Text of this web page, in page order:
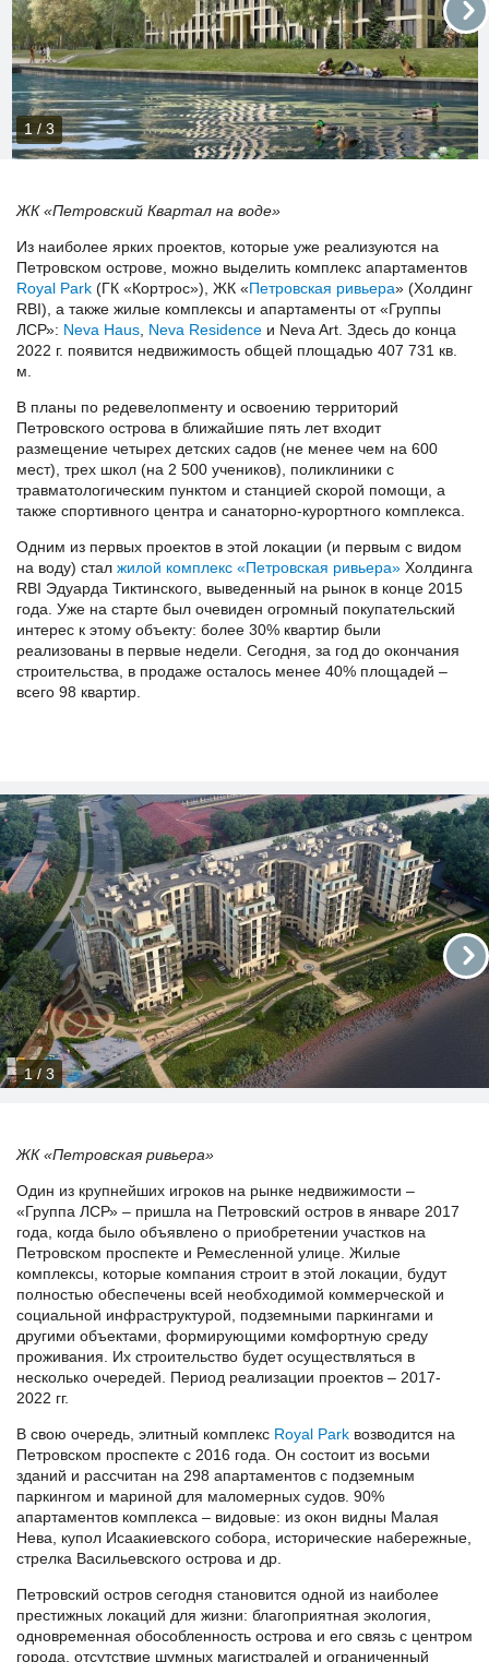
1 / 3
ЖК «Петровский Квартал на воде»
Из наиболее ярких проектов, которые уже реализуются на
Петровском острове, можно выделить комплекс апартаментов
Royal Park (ГК «Кортрос»), ЖК «Петровская ривьера» (Холдинг
RBI), а также жилые комплексы и апартаменты от «Группы
ЛСР»: Neva Haus Neva Residence и Neva Art. Здесь до конца
2022 г. появится недвижимость общей площадью 407 731 кв.
м.
В планы по редевелопменту и освоению территорий
Петровского острова в ближайшие пять лет входит
размещение четырех детских садов (не менее чем на 600
мест), трех школ (на 2 500 учеников), поликлиники с
травматологическим пунктом и станцией скорой помощи, а
также спортивного центра и санаторно-курортного комплекса.
Одним из первых проектов в этой локации (и первым с видом
на воду) стал жилой комплекс «Петровская ривьера» Холдинга
RBI Эдуарда Тиктинского, выведенный на рынок в конце 2015
года. Уже на старте был очевиден огромный покупательский
интерес к этому объекту: более 30% квартир были
реализованы в первые недели. Сегодня, за год до окончания
строительства, в продаже осталось менее 40% площадей –
всего 98 квартир.
1 / 3
ЖК «Петровская ривьера»
Один из крупнейших игроков на рынке недвижимости –
«Группа ЛСР» – пришла на Петровский остров в январе 2017
года, когда было объявлено о приобретении участков на
Петровском проспекте и Ремесленной улице. Жилые
комплексы, которые компания строит в этой локации, будут
полностью обеспечены всей необходимой коммерческой и
социальной инфраструктурой, подземными паркингами и
другими объектами, формирующими комфортную среду
проживания. Их строительство будет осуществляться в
несколько очередей. Период реализации проектов – 2017-
2022 гг.
В свою очередь, элитный комплекс Royal Park возводится на
Петровском проспекте с 2016 года. Он состоит из восьми
зданий и рассчитан на 298 апартаментов с подземным
паркингом и мариной для маломерных судов. 90%
апартаментов комплекса – видовые: из окон видны Малая
Нева, купол Исаакиевского собора, исторические набережные,
стрелка Васильевского острова и др.
Петровский остров сегодня становится одной из наиболее
престижных локаций для жизни: благоприятная экология,
одновременная обособленность острова и его связь с центром
города, отсутствие шумных магистралей и ограниченный